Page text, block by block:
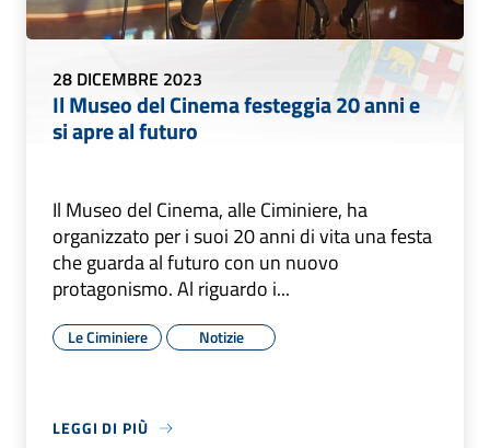
28 DICEMBRE 2023
Il Museo del Cinema festeggia 20 anni e
si apre al futuro
Il Museo del Cinema, alle Ciminiere, ha
organizzato per i suoi 20 anni di vita una festa
che guarda al futuro con un nuovo
protagonismo. Al riguardo i...
Le Ciminiere Notizie
LEGGI DI PIÙ